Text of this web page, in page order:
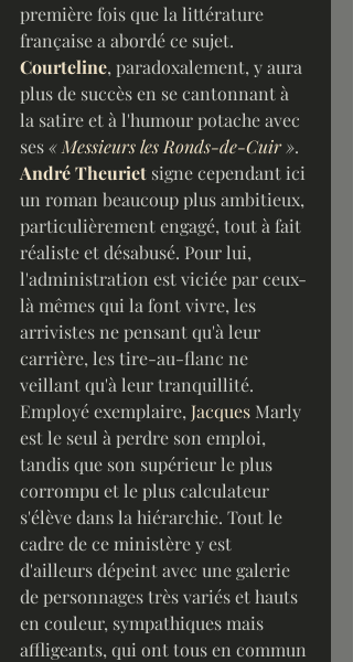
première fois que la littérature
française a abordé ce sujet.
Courteline, paradoxalement, y aura
plus de succès en se cantonnant à
la satire et à l'humour potache avec
ses « Messieurs les Ronds-de-Cuir ».
André Theuriet signe cependant ici
un roman beaucoup plus ambitieux,
particulièrement engagé, tout à fait
réaliste et désabusé. Pour lui,
l'administration est viciée par ceux-
là mêmes qui la font vivre, les
arrivistes ne pensant qu'à leur
carrière, les tire-au-flanc ne
veillant qu'à leur tranquillité.
Employé exemplaire, Jacques Marly
est le seul à perdre son emploi,
tandis que son supérieur le plus
corrompu et le plus calculateur
s'élève dans la hiérarchie. Tout le
cadre de ce ministère y est
d'ailleurs dépeint avec une galerie
de personnages très variés et hauts
en couleur, sympathiques mais
affligeants, qui ont tous en commun